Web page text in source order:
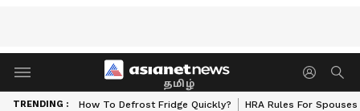
தமிழ்
TRENDING : How To Defrost Fridge Quickly? HRA Rules For Spouses